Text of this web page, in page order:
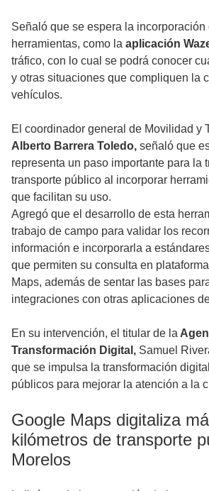
Señaló que se espera la incorporación
herramientas, como la aplicación
tráfico, con lo cual se podrá conocer
y otras situaciones que compliquen la
vehículos.
El coordinador general de Movilidad y
Alberto Barrera Toledo, señaló que
representa un paso importante para la
transporte público al incorporar
que facilitan su uso.
Agregó que el desarrollo de esta
trabajo de campo para validar los
información e incorporarla a
que permiten su consulta en
Maps, además de sentar las bases
integraciones con otras aplicaciones
En su intervención, el titular de la
Transformación Digital, Samuel
que se impulsa la transformación
públicos para mejorar la atención a la
Google Maps digitaliza
kilómetros de transporte
Morelos